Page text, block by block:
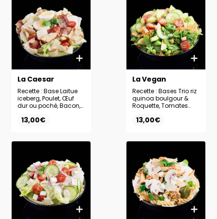
La Caesar
Recette : Base Laitue
iceberg, Poulet, Œuf
dur ou poché, Bacon,
Comté, Croûtons,
13,00€
La Vegan
Recette : Bases Trio riz
quinoa boulgour &
Roquette, Tomates
Carottes râpées,
balsamique
13,00€